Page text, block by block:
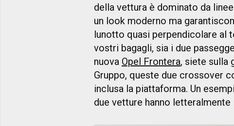
della vettura è dominato da
un look moderno ma
lunotto quasi perpendicolare al
vostri bagagli, sia i due
nuova Opel Frontera, siete sulla
Gruppo, queste due crossover
inclusa la piattaforma. Un
due vetture hanno letteralmente